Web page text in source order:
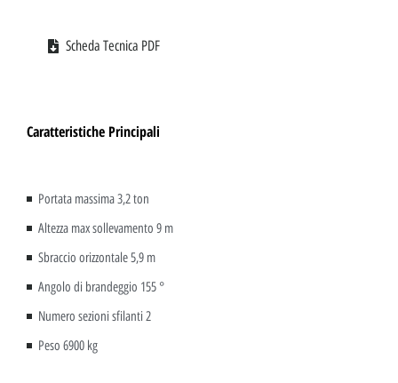
Scheda Tecnica PDF
Caratteristiche Principali
Portata massima 3,2 ton
Altezza max sollevamento 9 m
Sbraccio orizzontale 5,9 m
Angolo di brandeggio 155 °
Numero sezioni sfilanti 2
Peso 6900 kg